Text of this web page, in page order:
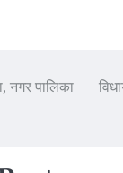
नगर पालिका